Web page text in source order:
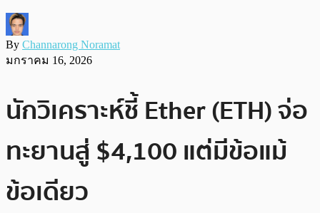
By Channarong Noramat
มกราคม 16, 2026
นักวิเคราะห์ชี้ Ether (ETH) จ่อ
ทะยานสู่ $4,100 แต่มีข้อแม้
ข้อเดียว